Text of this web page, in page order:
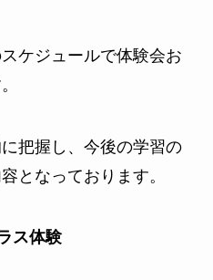
ケジュールで体験会お
把握し、今後の学習の
となっております。
ス体験